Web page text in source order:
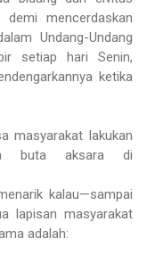
mencerdaskan
Undang-Undang
setiap hari Senin,
ketika
masyarakat lakukan
buta aksara di
kalau—sampai
lapisan masyarakat
adalah: